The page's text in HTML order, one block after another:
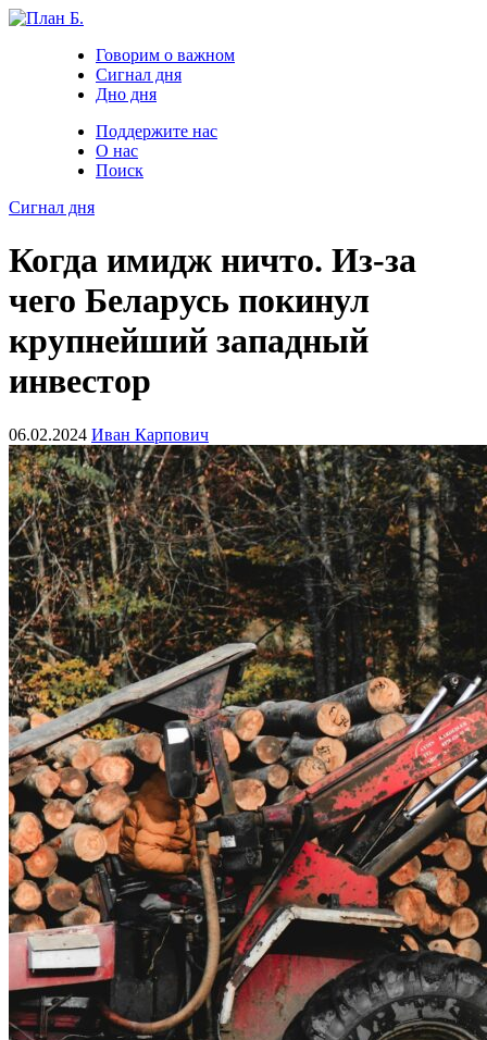
Говорим о важном
Сигнал дня
Дно дня
Поддержите нас
О нас
Поиск
Сигнал дня
Когда имидж ничто. Из-за
чего Беларусь покинул
крупнейший западный
инвестор
06.02.2024 Иван Карпович